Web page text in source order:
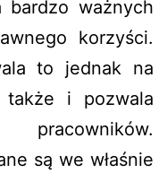
bardzo ważnych
korzyści.
to jednak na
także i pozwala
pracowników.
są we właśnie